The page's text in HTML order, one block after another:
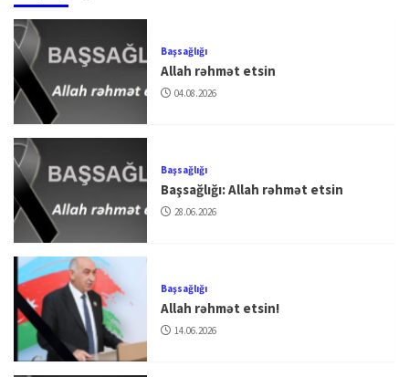
Başsağlığı
Allah rəhmət etsin
04.08.2026
Başsağlığı
Başsağlığı: Allah rəhmət etsin
28.06.2026
Başsağlığı
Allah rəhmət etsin!
14.06.2026